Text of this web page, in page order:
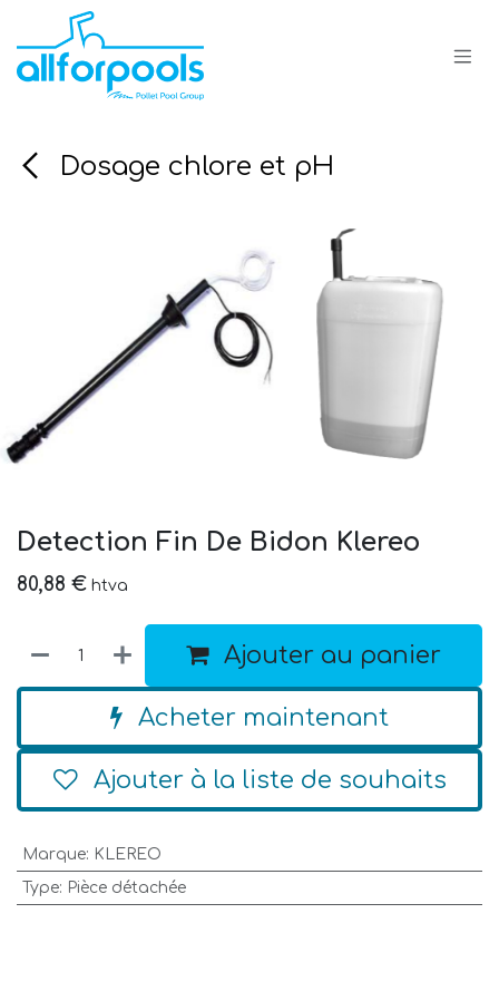
Se rendre au contenu
Dosage chlore et pH
Detection Fin De Bidon Klereo
80,88 € htva
Ajouter au panier
Acheter maintenant
Ajouter à la liste de souhaits
Marque: KLEREO
Type: Pièce détachée